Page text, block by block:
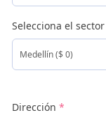
Selecciona el
Dirección *